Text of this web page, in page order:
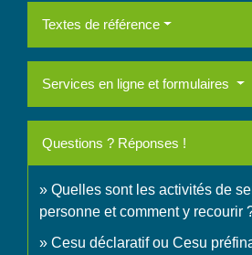
Textes de référence
Services en ligne et formulaires
Questions ? Réponses !
Quelles sont les activités de
personne et comment y recourir
Cesu déclaratif ou Cesu